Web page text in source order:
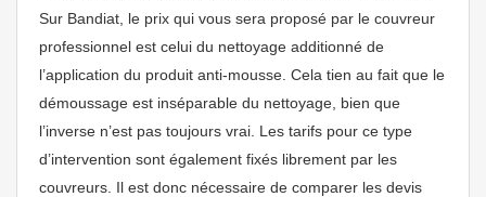
Sur Bandiat, le prix qui vous sera proposé par le couvreur
professionnel est celui du nettoyage additionné de
l’application du produit anti-mousse. Cela tien au fait que le
démoussage est inséparable du nettoyage, bien que
l’inverse n’est pas toujours vrai. Les tarifs pour ce type
d’intervention sont également fixés librement par les
couvreurs. Il est donc nécessaire de comparer les devis